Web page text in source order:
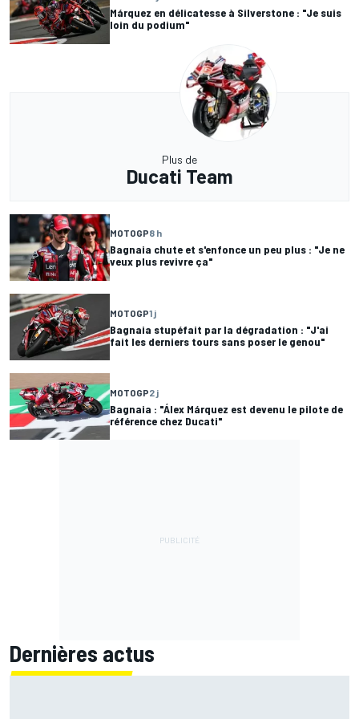
Márquez en délicatesse à Silverstone : "Je suis
loin du podium"
Plus de
Ducati Team
MOTOGP8 h
Bagnaia chute et s'enfonce un peu plus : "Je ne
veux plus revivre ça"
MOTOGP1 j
Bagnaia stupéfait par la dégradation : "J'ai
fait les derniers tours sans poser le genou"
MOTOGP2 j
Bagnaia : "Álex Márquez est devenu le pilote de
référence chez Ducati"
Dernières actus